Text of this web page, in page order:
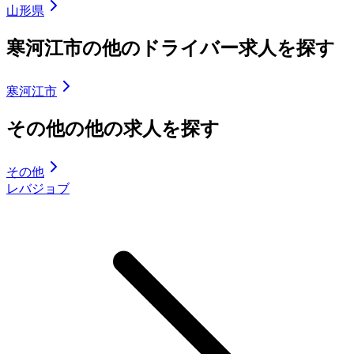
山形県
寒河江市の他のドライバー求人を探す
寒河江市
その他の他の求人を探す
その他
レバジョブ